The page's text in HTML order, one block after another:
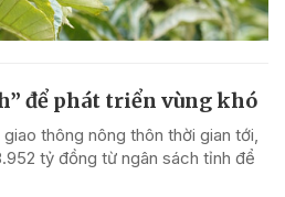
để phát triển vùng khó
thông nông thôn thời gian tới,
tỷ đồng từ ngân sách tỉnh để